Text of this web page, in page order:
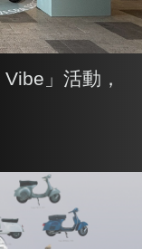
」活動，